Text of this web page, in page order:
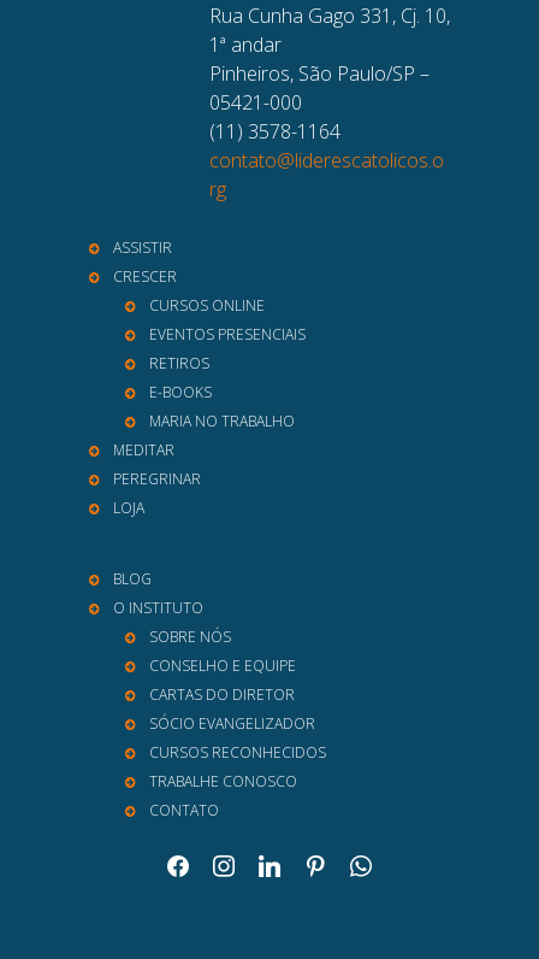
Rua Cunha Gago 331, Cj. 10,
1ª andar
Pinheiros, São Paulo/SP –
05421-000
(11) 3578-1164
contato@liderescatolicos.o
rg
ASSISTIR
CRESCER
CURSOS ONLINE
EVENTOS PRESENCIAIS
RETIROS
E-BOOKS
MARIA NO TRABALHO
MEDITAR
PEREGRINAR
LOJA
BLOG
O INSTITUTO
SOBRE NÓS
CONSELHO E EQUIPE
CARTAS DO DIRETOR
SÓCIO EVANGELIZADOR
CURSOS RECONHECIDOS
TRABALHE CONOSCO
CONTATO
facebookinstagramlinkedinpinterestwhatsapp